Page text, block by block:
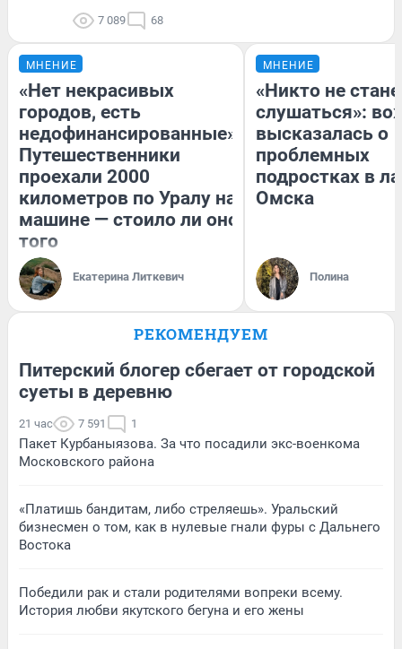
7 089 68
МНЕНИЕ
«Нет некрасивых
городов, есть
недофинансированные».
Путешественники
проехали 2000
километров по Уралу на
машине — стоило ли оно
того
Екатерина Литкевич
МНЕНИЕ
«Никто не
слушаться»:
высказалась о
проблемных
подростках в
Омска
Полина
РЕКОМЕНДУЕМ
Питерский блогер сбегает от городской
суеты в деревню
21 час 7 591 1
Пакет Курбаныязова. За что посадили экс-военкома
Московского района
«Платишь бандитам, либо стреляешь». Уральский
бизнесмен о том, как в нулевые гнали фуры с Дальнего
Востока
Победили рак и стали родителями вопреки всему.
История любви якутского бегуна и его жены